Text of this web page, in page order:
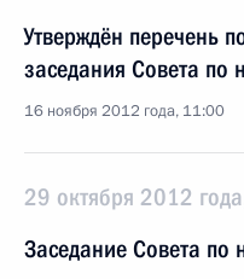
Утверждён перечень
заседания Совета по
16 ноября 2012 года, 11:00
29 октября 2012
Заседание Совета по